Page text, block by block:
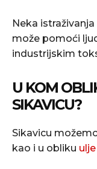
Neka
može pomoći
industrijskim
U KOM
SIKAVICU?
Sikavicu
kao i u obliku